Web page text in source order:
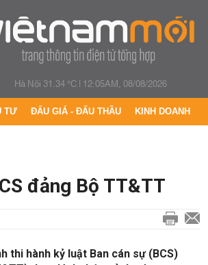
Hà Nội 31.34 °C| 12:05AM, 08/08/2026
TƯ ĐẤU GIÁ - ĐẤU THẦU KINH DOANH
đảng Bộ TT&TT
thi hành kỷ luật Ban cán sự (BCS)